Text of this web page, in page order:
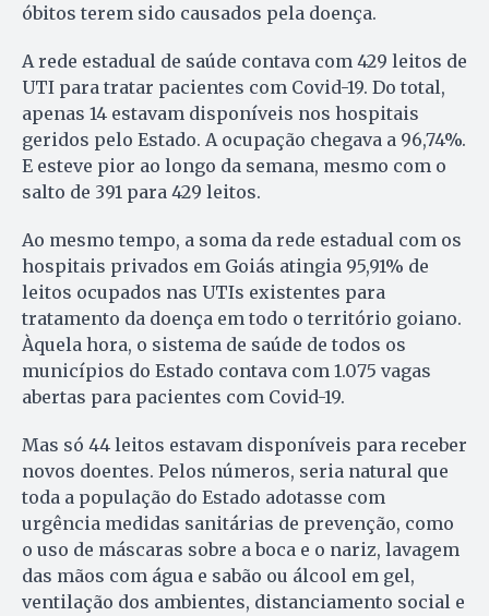
óbitos terem sido causados pela doença.
A rede estadual de saúde contava com 429 leitos de
UTI para tratar pacientes com Covid-19. Do total,
apenas 14 estavam disponíveis nos hospitais
geridos pelo Estado. A ocupação chegava a 96,74%.
E esteve pior ao longo da semana, mesmo com o
salto de 391 para 429 leitos.
Ao mesmo tempo, a soma da rede estadual com os
hospitais privados em Goiás atingia 95,91% de
leitos ocupados nas UTIs existentes para
tratamento da doença em todo o território goiano.
Àquela hora, o sistema de saúde de todos os
municípios do Estado contava com 1.075 vagas
abertas para pacientes com Covid-19.
Mas só 44 leitos estavam disponíveis para receber
novos doentes. Pelos números, seria natural que
toda a população do Estado adotasse com
urgência medidas sanitárias de prevenção, como
o uso de máscaras sobre a boca e o nariz, lavagem
das mãos com água e sabão ou álcool em gel,
ventilação dos ambientes, distanciamento social e